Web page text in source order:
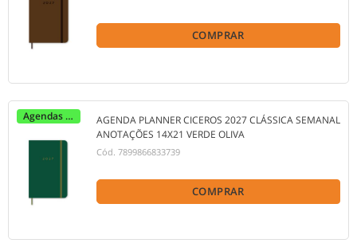
COMPRAR
Agendas 2027
AGENDA PLANNER CICEROS 2027 CLÁSSICA SEMANAL
ANOTAÇÕES 14X21 VERDE OLIVA
Cód. 7899866833739
COMPRAR